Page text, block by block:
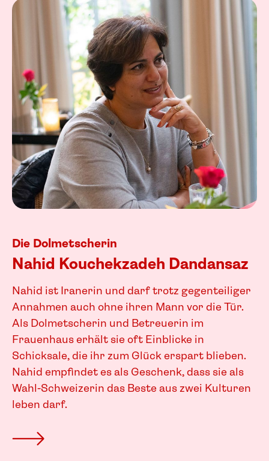
Die Dolmetscherin
Nahid Kouchekzadeh Dandansaz
Nahid ist Iranerin und darf trotz gegenteiliger
Annahmen auch ohne ihren Mann vor die Tür.
Als Dolmetscherin und Betreuerin im
Frauenhaus erhält sie oft Einblicke in
Schicksale, die ihr zum Glück erspart blieben.
Nahid empfindet es als Geschenk, dass sie als
Wahl-Schweizerin das Beste aus zwei Kulturen
leben darf.